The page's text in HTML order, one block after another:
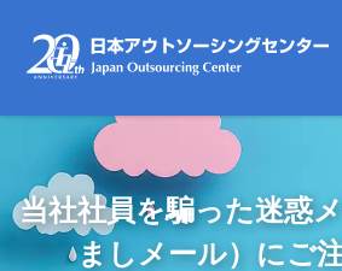
当社社員を騙った迷惑
ましメール）にご